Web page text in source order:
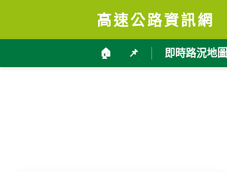
高速公路資訊網
🏠 📌 即時路況地圖